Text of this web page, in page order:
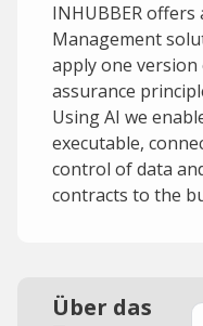
INHUBBER
Management
apply one
assurance
Using AI we
executable,
control of data
contracts to the
Über das